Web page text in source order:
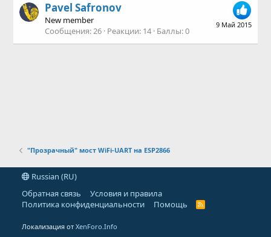
9 Май 2015
Pavel Safronov
New member
Сообщения 26 Реакции 14 Баллы 0
"Прозрачный" мост WiFi-UART на ESP2866
Russian (RU)
Обратная связь
Условия и правила
Политика конфиденциальности
Помощь
R
Локализация отXenForo.Info